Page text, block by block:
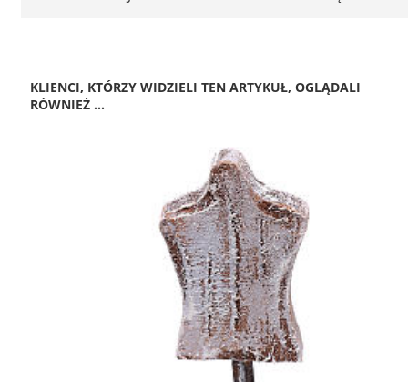
KLIENCI, KTÓRZY WIDZIELI TEN ARTYKUŁ, OGLĄDALI
RÓWNIEŻ ...